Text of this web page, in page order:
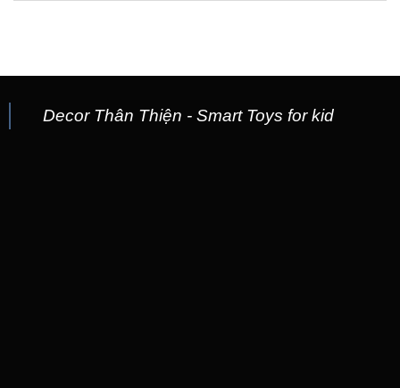
Decor Thân Thiện - Smart Toys for kid